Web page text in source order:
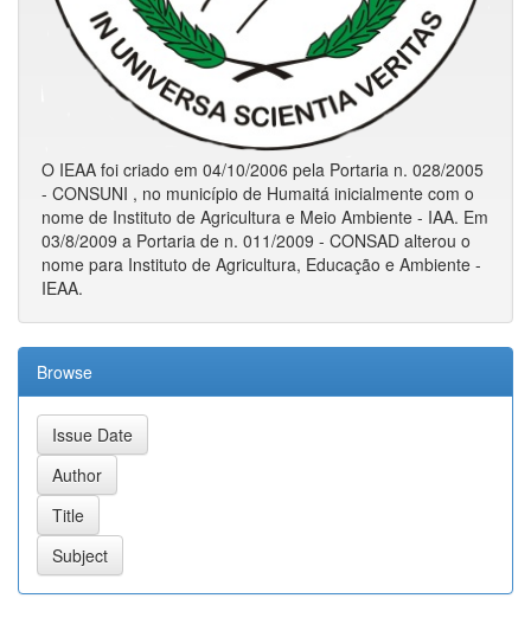
O IEAA foi criado em 04/10/2006 pela Portaria n. 028/2005
- CONSUNI , no município de Humaitá inicialmente com o
nome de Instituto de Agricultura e Meio Ambiente - IAA. Em
03/8/2009 a Portaria de n. 011/2009 - CONSAD alterou o
nome para Instituto de Agricultura, Educação e Ambiente -
IEAA.
Browse